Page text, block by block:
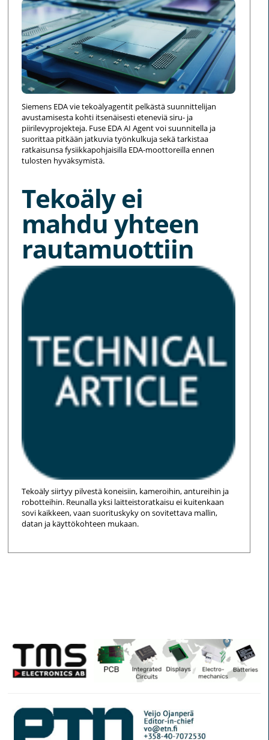
Siemens EDA vie tekoälyagentit pelkästä suunnittelijan
avustamisesta kohti itsenäisesti eteneviä siru- ja
piirilevyprojekteja. Fuse EDA AI Agent voi suunnitella ja
suorittaa pitkään jatkuvia työnkulkuja sekä tarkistaa
ratkaisunsa fysiikkapohjaisilla EDA-moottoreilla ennen
tulosten hyväksymistä.
Tekoäly ei
mahdu yhteen
rautamuottiin
Tekoäly siirtyy pilvestä koneisiin, kameroihin, antureihin ja
robotteihin. Reunalla yksi laitteistoratkaisu ei kuitenkaan
sovi kaikkeen, vaan suorituskyky on sovitettava mallin,
datan ja käyttökohteen mukaan.